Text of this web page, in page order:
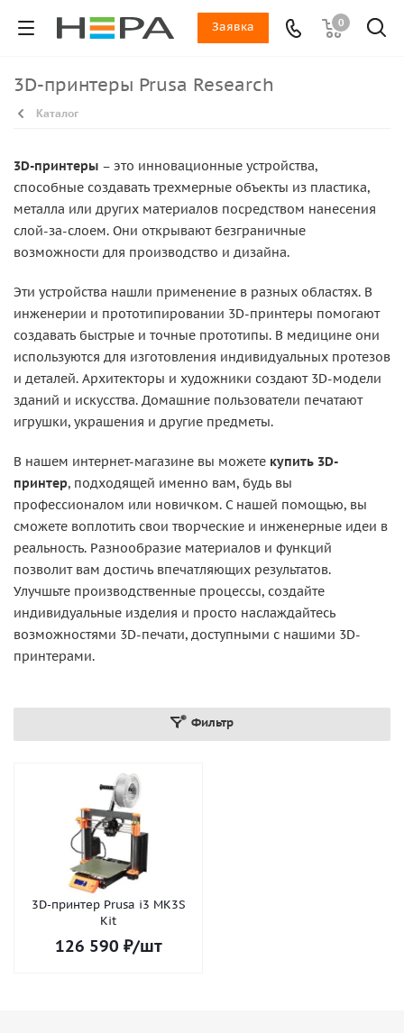
0
Заявка
3D-принтеры Prusa Research
Каталог
3D-принтеры – это инновационные устройства,
способные создавать трехмерные объекты из пластика,
металла или других материалов посредством нанесения
слой-за-слоем. Они открывают безграничные
возможности для производство и дизайна.
Эти устройства нашли применение в разных областях. В
инженерии и прототипировании 3D-принтеры помогают
создавать быстрые и точные прототипы. В медицине они
используются для изготовления индивидуальных протезов
и деталей. Архитекторы и художники создают 3D-модели
зданий и искусства. Домашние пользователи печатают
игрушки, украшения и другие предметы.
В нашем интернет-магазине вы можете купить 3D-
принтер, подходящей именно вам, будь вы
профессионалом или новичком. С нашей помощью, вы
сможете воплотить свои творческие и инженерные идеи в
реальность. Разнообразие материалов и функций
позволит вам достичь впечатляющих результатов.
Улучшьте производственные процессы, создайте
индивидуальные изделия и просто наслаждайтесь
возможностями 3D-печати, доступными с нашими 3D-
принтерами.
Фильтр
3D-принтер Prusa i3 MK3S
Kit
126 590 ₽/шт